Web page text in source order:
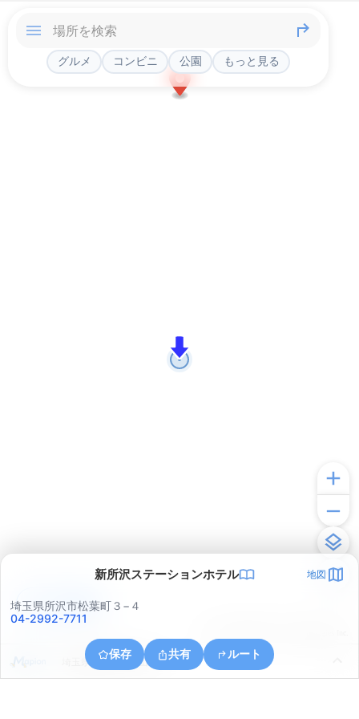
グルメ コンビニ 公園 もっと見る
新所沢ステーションホテル 地図
埼玉県所沢市松葉町３−４
04-2992-7711
保存 共有 ルート
埼玉県所沢市大字山口
アプリで見る